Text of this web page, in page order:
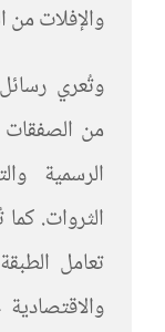
والإفلات من
وتُعري
من الصفقات
الرسمية
الثروات.
تعامل